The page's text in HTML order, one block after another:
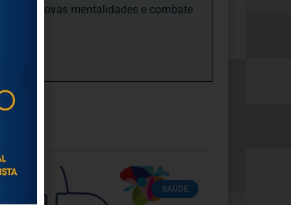
novas mentalidades e combate
SAÚDE